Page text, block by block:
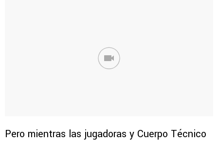
Pero mientras las jugadoras y Cuerpo Técnico